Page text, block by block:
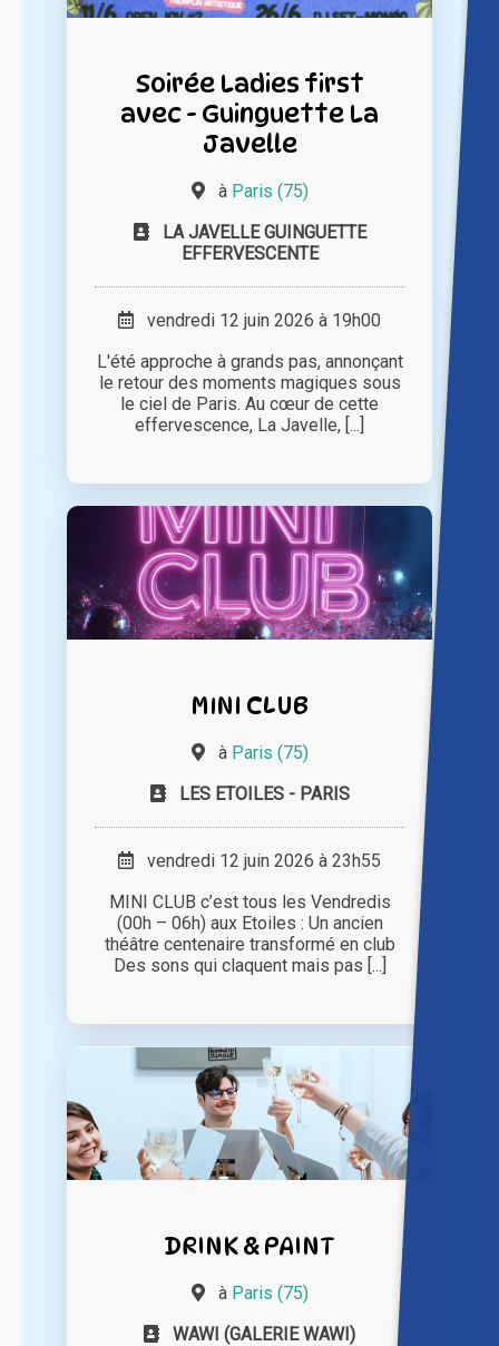
Soirée Ladies first
avec - Guinguette La
Javelle
à Paris (75)
LA JAVELLE GUINGUETTE
EFFERVESCENTE
vendredi 12 juin 2026 à 19h00
L'été approche à grands pas, annonçant
le retour des moments magiques sous
le ciel de Paris. Au cœur de cette
effervescence, La Javelle, [...]
MINI CLUB
à Paris (75)
LES ETOILES - PARIS
vendredi 12 juin 2026 à 23h55
MINI CLUB c’est tous les Vendredis
(00h – 06h) aux Etoiles : Un ancien
théâtre centenaire transformé en club
Des sons qui claquent mais pas [...]
DRINK & PAINT
à Paris (75)
WAWI (GALERIE WAWI)